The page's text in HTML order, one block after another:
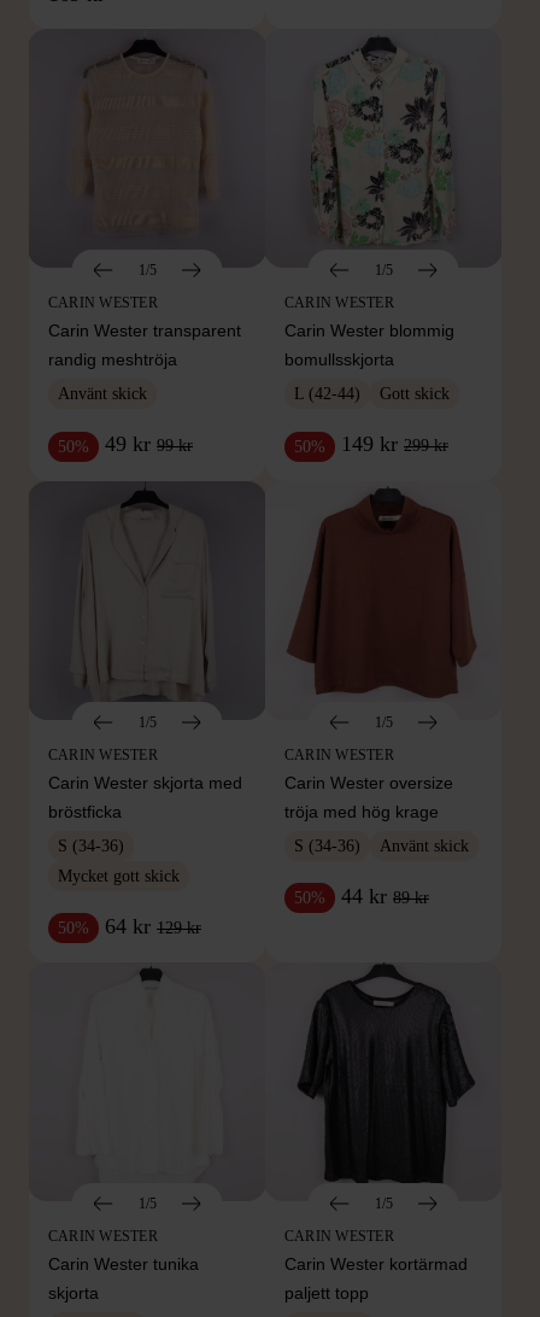
1/5
CARIN WESTER
Carin Wester transparent
randig meshtröja
Använt skick
50% 49 kr 99 kr
1/5
CARIN WESTER
Carin Wester blommig
bomullsskjorta
L (42-44) Gott skick
50% 149 kr 299 kr
1/5
CARIN WESTER
Carin Wester skjorta med
bröstficka
S (34-36)
Mycket gott skick
50% 64 kr 129 kr
1/5
CARIN WESTER
Carin Wester oversize
tröja med hög krage
S (34-36) Använt skick
50% 44 kr 89 kr
1/5
CARIN WESTER
Carin Wester tunika
skjorta
1/5
CARIN WESTER
Carin Wester kortärmad
paljett topp